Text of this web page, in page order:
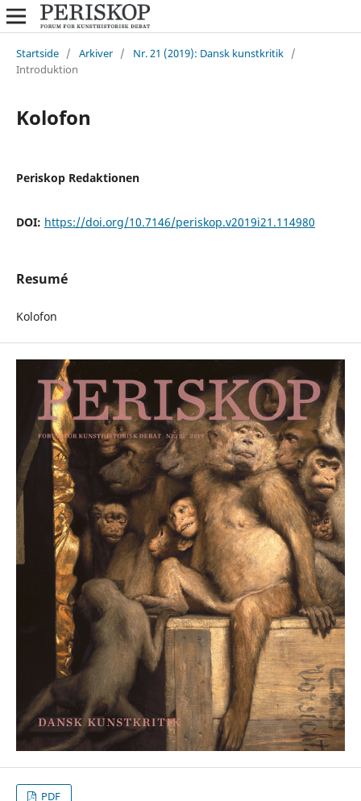
Startside / Arkiver / Nr. 21 (2019): Dansk kunstkritik /
Introduktion
Kolofon
Periskop Redaktionen
DOI: https://doi.org/10.7146/periskop.v2019i21.114980
Resumé
Kolofon
PDF